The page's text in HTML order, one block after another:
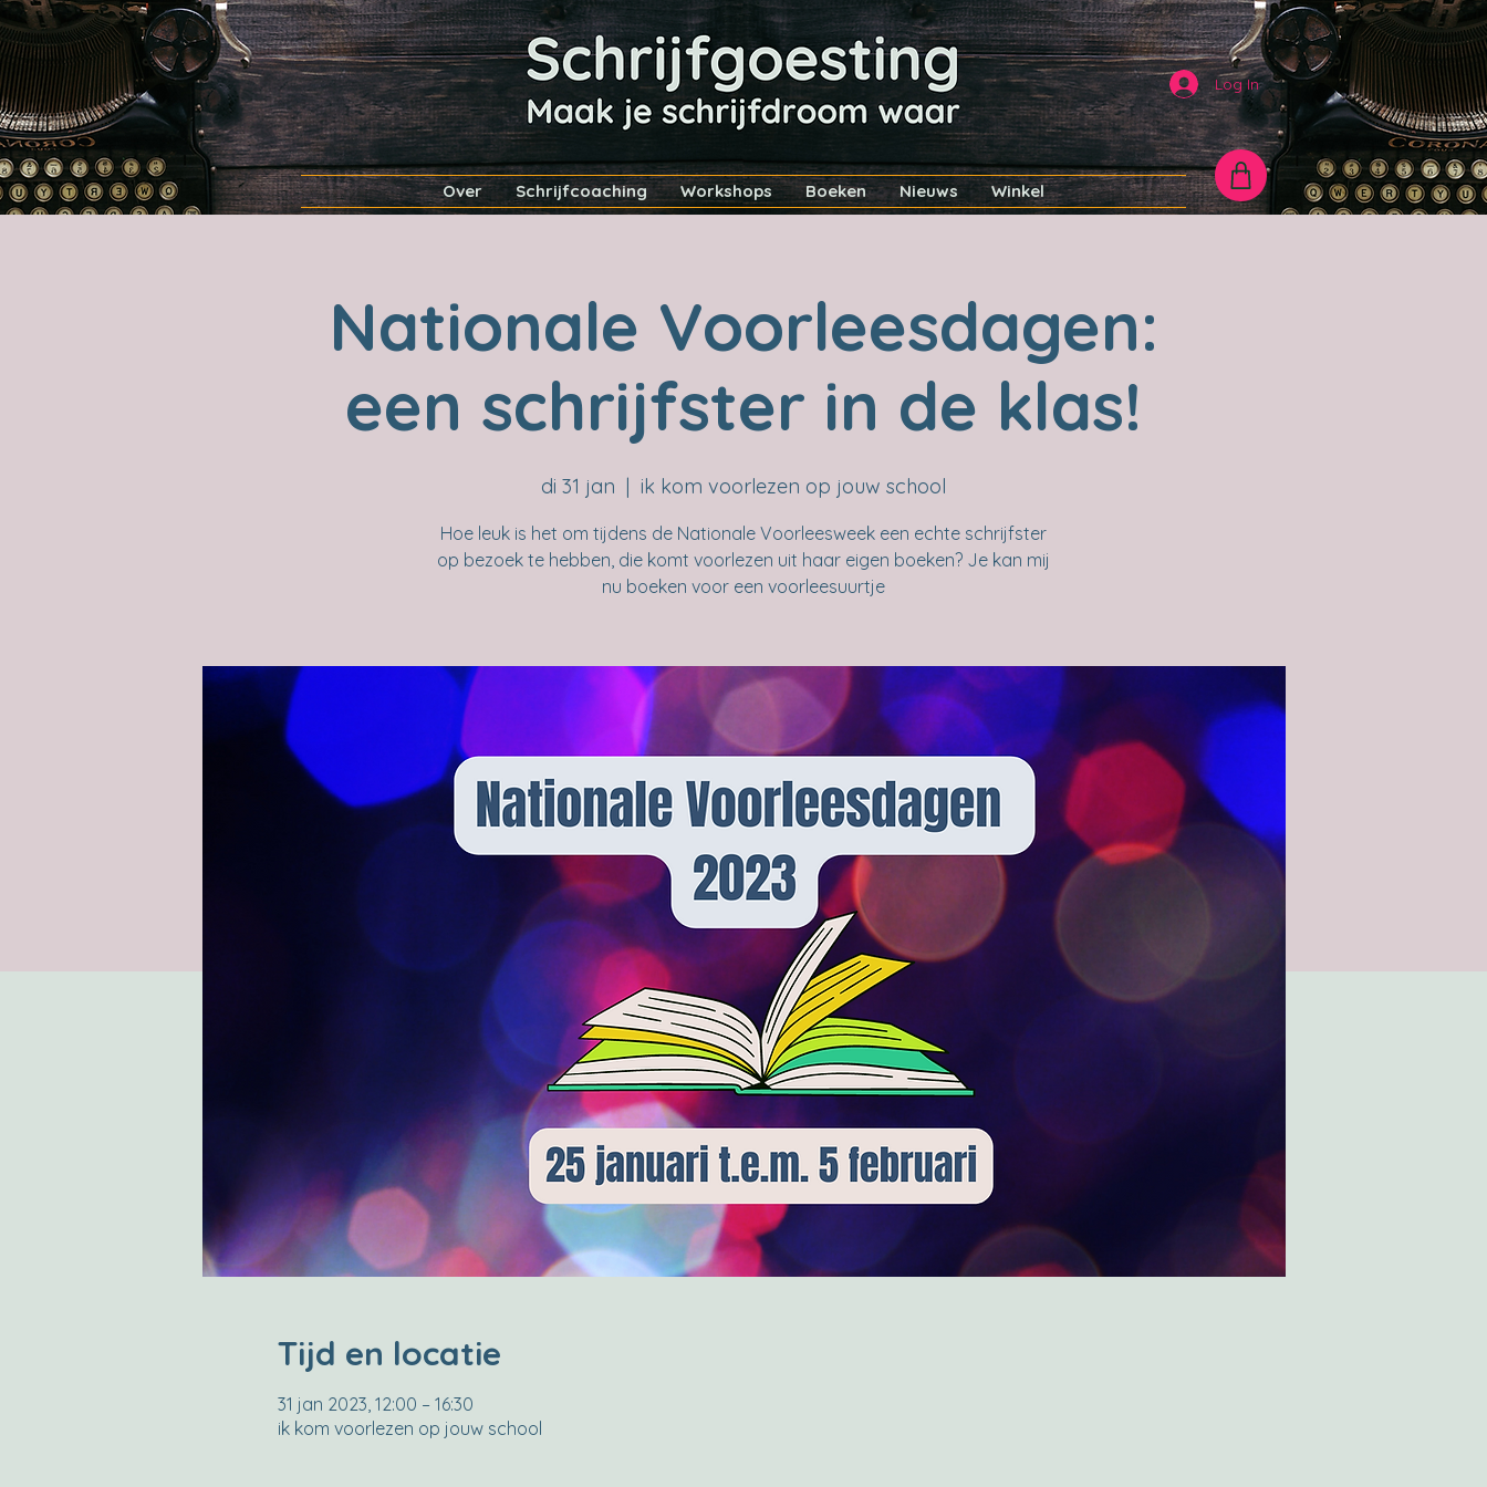
Over Schrijfcoaching Workshops Boeken Nieuws Winkel
Log In
Nationale Voorleesdagen:
een schrijfster in de klas!
di 31 jan
  |
ik kom voorlezen op jouw school
Hoe leuk is het om tijdens de Nationale Voorleesweek een echte schrijfster
op bezoek te hebben, die komt voorlezen uit haar eigen boeken? Je kan mij
nu boeken voor een voorleesuurtje
Tijd en locatie
31 jan 2023, 12:00 – 16:30
ik kom voorlezen op jouw school